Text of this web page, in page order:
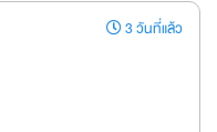
3 วันที่แล้ว